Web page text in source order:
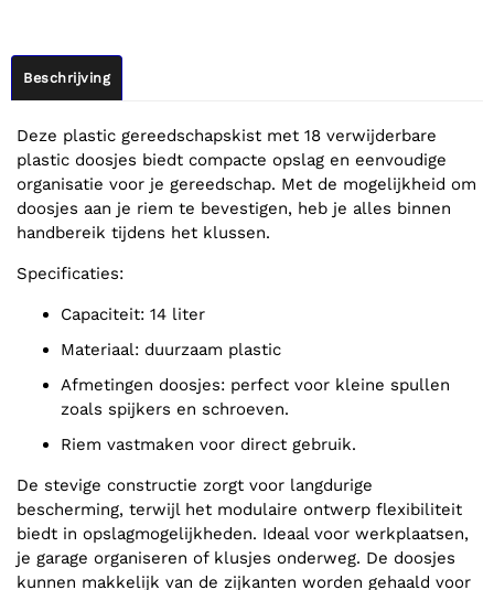
Beschrijving
Deze plastic gereedschapskist met 18 verwijderbare
plastic doosjes biedt compacte opslag en eenvoudige
organisatie voor je gereedschap. Met de mogelijkheid om
doosjes aan je riem te bevestigen, heb je alles binnen
handbereik tijdens het klussen.
Specificaties:
Capaciteit: 14 liter
Materiaal: duurzaam plastic
Afmetingen doosjes: perfect voor kleine spullen
zoals spijkers en schroeven.
Riem vastmaken voor direct gebruik.
De stevige constructie zorgt voor langdurige
bescherming, terwijl het modulaire ontwerp flexibiliteit
biedt in opslagmogelijkheden. Ideaal voor werkplaatsen,
je garage organiseren of klusjes onderweg. De doosjes
kunnen makkelijk van de zijkanten worden gehaald voor